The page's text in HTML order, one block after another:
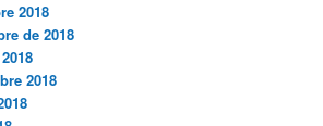
2018
de 2018
2018